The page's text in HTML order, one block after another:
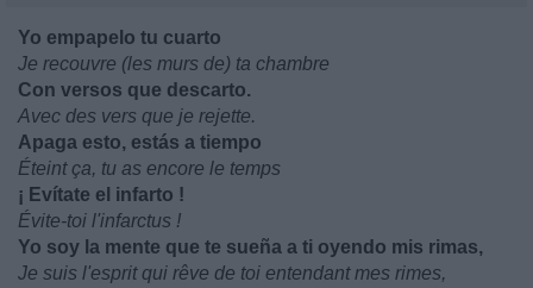
Yo empapelo tu cuarto
Je recouvre (les murs de) ta chambre
Con versos que descarto.
Avec des vers que je rejette.
Apaga esto, estás a tiempo
Éteint ça, tu as encore le temps
¡ Evítate el infarto !
Évite-toi l'infarctus !
Yo soy la mente que te sueña a ti oyendo mis rimas,
Je suis l'esprit qui rêve de toi entendant mes rimes,